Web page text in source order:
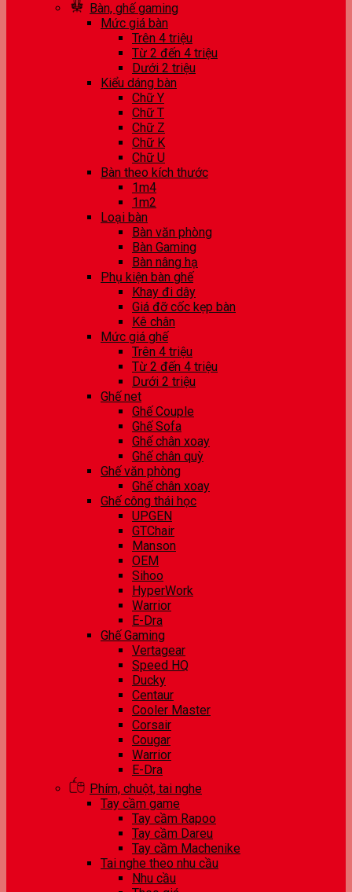
Bàn, ghế gaming
Mức giá bàn
Trên 4 triệu
Từ 2 đến 4 triệu
Dưới 2 triệu
Kiểu dáng bàn
Chữ Y
Chữ T
Chữ Z
Chữ K
Chữ U
Bàn theo kích thước
1m4
1m2
Loại bàn
Bàn văn phòng
Bàn Gaming
Bàn nâng hạ
Phụ kiện bàn ghế
Khay đi dây
Giá đỡ cốc kẹp bàn
Kê chân
Mức giá ghế
Trên 4 triệu
Từ 2 đến 4 triệu
Dưới 2 triệu
Ghế net
Ghế Couple
Ghế Sofa
Ghế chân xoay
Ghế chân quỳ
Ghế văn phòng
Ghế chân xoay
Ghế công thái học
UPGEN
GTChair
Manson
OEM
Sihoo
HyperWork
Warrior
E-Dra
Ghế Gaming
Vertagear
Speed HQ
Ducky
Centaur
Cooler Master
Corsair
Cougar
Warrior
E-Dra
Phím, chuột, tai nghe
Tay cầm game
Tay cầm Rapoo
Tay cầm Dareu
Tay cầm Machenike
Tai nghe theo nhu cầu
Nhu cầu